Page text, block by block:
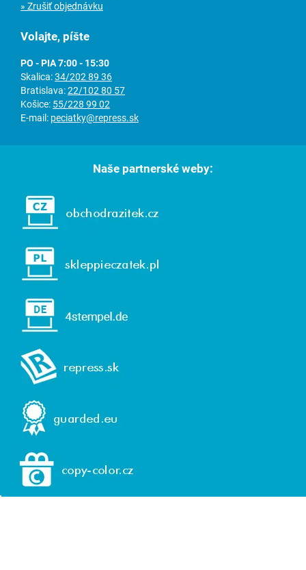
» Zrušiť objednávku
Volajte, píšte
PO - PIA 7:00 - 15:30
Skalica:34/202 89 36
Bratislava:22/102 80 57
Košice: 55/228 99 02
E-mail: peciatky@repress.sk
Naše partnerské weby: